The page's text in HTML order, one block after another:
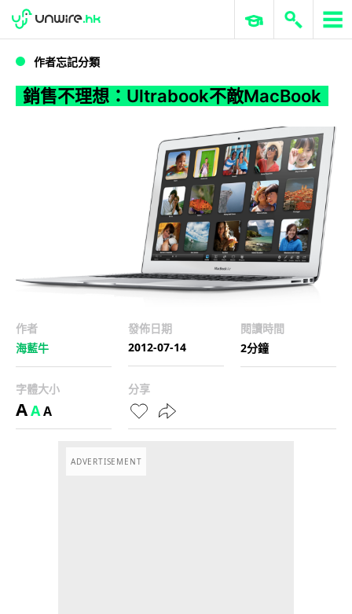
銷售不理想：Ultrabook不敵MacBook
WWDC 2026 ERP 與商業 AI
作者忘記分類
銷售不理想：Ultrabook不敵MacBook
作者
海藍牛
發佈日期
2012-07-14
閱讀時間
2分鐘
字體大小
AAA
分享
ADVERTISEMENT